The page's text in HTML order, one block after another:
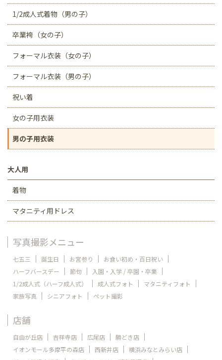
1/2成人式着物（男の子）
卒業袴（女の子）
フォーマル衣装（女の子）
フォーマル衣装（男の子）
祝い着
女の子用衣装
男の子用衣装
大人用
着物
マタニティ用ドレス
写真撮影メニュー
七五三 誕生日 お宮参り
お食い初め・百日祝い
ハーフバースデー
節句
入園・入学 / 卒園・卒業
1/2成人式（ハーフ成人式）
成人式フォト
マタニティフォト
家族写真
シニアフォト ペット撮影
店舗
自由が丘店 吉祥寺店 広尾店
勝どき店
イオンモール多摩平の森店
西新井店
横浜みなとみらい店